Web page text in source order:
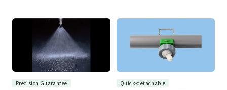
Precision Guarantee
Quick-detachable